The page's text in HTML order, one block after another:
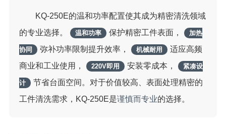
KQ-250E的温和功率配置使其成为精密清洗领域
的专业选择。
温和功率 保护精密工件表面， 加热
协同 弥补功率限制提升效率， 机械耐用
适应高频
商业和工业使用，
220V即用 安装零成本， 紧凑设
计
节省台面空间。对于价值较高、表面处理精密的
工件清洗需求，KQ-250E是谨慎而专业的选择。